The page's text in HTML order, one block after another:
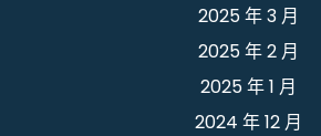
2025 年 3 月
2025 年 2 月
2025 年 1 月
2024 年 12 月